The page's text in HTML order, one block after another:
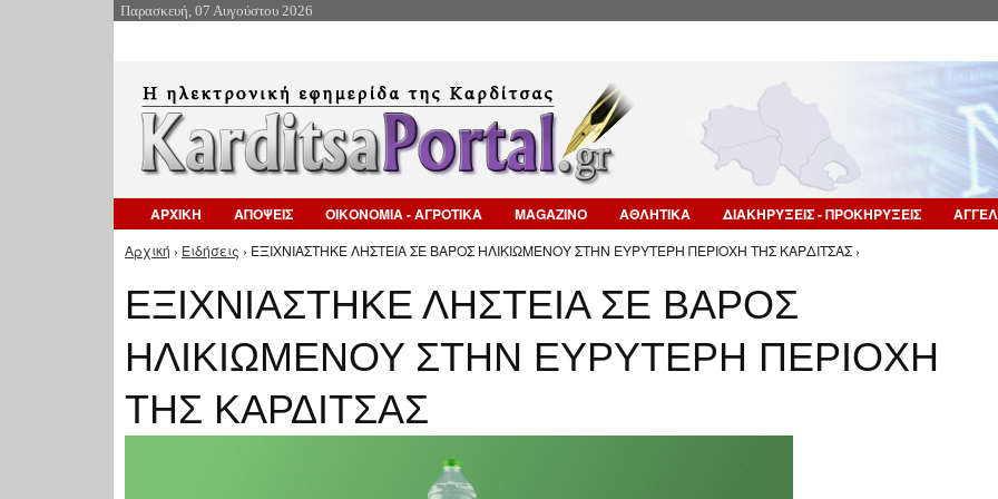
Παρασκευή, 07 Αυγούστου 2026
ΑΡΧΙΚΗ ΑΠΟΨΕΙΣ ΟΙΚΟΝΟΜΙΑ - ΑΓΡΟΤΙΚΑ MAGAZINO ΑΘΛΗΤΙΚΑ ΔΙΑΚΗΡΥΞΕΙΣ - ΠΡΟΚΗΡΥΞΕΙΣ
Είστε εδώ
Αρχική › Ειδήσεις › ΕΞΙΧΝΙΑΣΤΗΚΕ ΛΗΣΤΕΙΑ ΣΕ ΒΑΡΟΣ ΗΛΙΚΙΩΜΕΝΟΥ ΣΤΗΝ ΕΥΡΥΤΕΡΗ ΠΕΡΙΟΧΗ ΤΗΣ ΚΑΡΔΙΤΣΑΣ ›
ΕΞΙΧΝΙΑΣΤΗΚΕ ΛΗΣΤΕΙΑ ΣΕ ΒΑΡΟΣ
ΗΛΙΚΙΩΜΕΝΟΥ ΣΤΗΝ ΕΥΡΥΤΕΡΗ ΠΕΡΙΟΧΗ
ΤΗΣ ΚΑΡΔΙΤΣΑΣ